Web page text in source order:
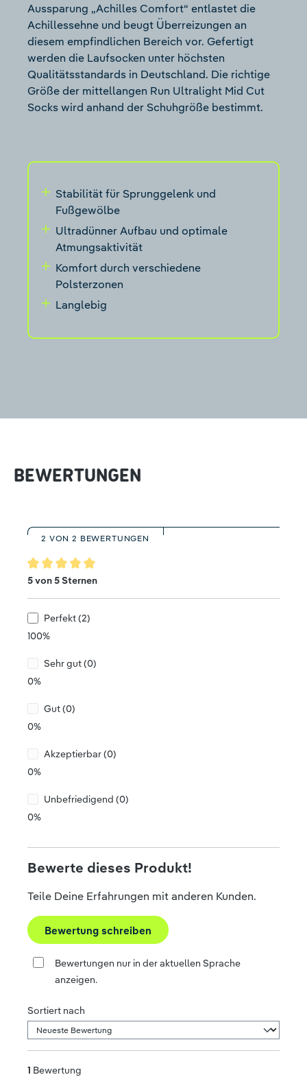
Aussparung „Achilles Comfort“ entlastet die
Achillessehne und beugt Überreizungen an
diesem empfindlichen Bereich vor. Gefertigt
werden die Laufsocken unter höchsten
Qualitätsstandards in Deutschland. Die richtige
Größe der mittellangen Run Ultralight Mid Cut
Socks wird anhand der Schuhgröße bestimmt.
Stabilität für Sprunggelenk und
Fußgewölbe
Ultradünner Aufbau und optimale
Atmungsaktivität
Komfort durch verschiedene
Polsterzonen
Langlebig
BEWERTUNGEN
2 VON 2 BEWERTUNGEN
Durchschnittliche Bewertung von 5 von 5 Sternen
5 von 5 Sternen
Perfekt (2)
100%
Sehr gut (0)
0%
Gut (0)
0%
Akzeptierbar (0)
0%
Unbefriedigend (0)
0%
Bewerte dieses Produkt!
Teile Deine Erfahrungen mit anderen Kunden.
Bewertung schreiben
Bewertungen nur in der aktuellen Sprache
anzeigen.
Sortiert nach
1 Bewertung